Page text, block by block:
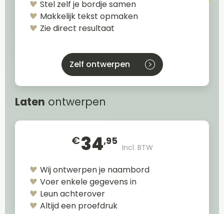
Stel zelf je bordje samen
Makkelijk tekst opmaken
Zie direct resultaat
Zelf ontwerpen
Laten ontwerpen
€34,95
Incl. BTW
Wij ontwerpen je naambord
Voer enkele gegevens in
Leun achterover
Altijd een proefdruk